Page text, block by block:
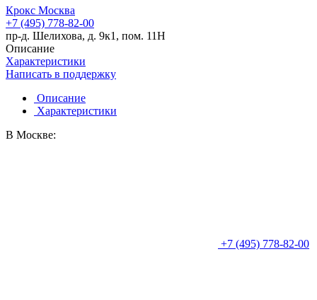
Крокс Москва
+7 (495) 778-82-00
пр-д. Шелихова, д. 9к1, пом. 11Н
Описание
Характеристики
Написать в поддержку
Описание
Характеристики
В Москве:
+7 (495) 778-82-00